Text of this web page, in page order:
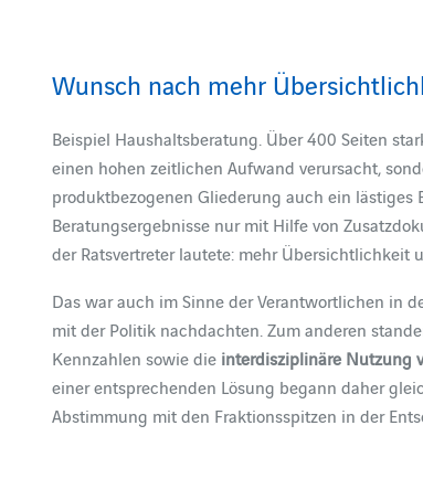
Wunsch nach mehr
Beispiel Haushaltsberatung. Über 400 Seiten
einen hohen zeitlichen Aufwand verursacht,
produktbezogenen Gliederung auch ein
Beratungsergebnisse nur mit Hilfe von
der Ratsvertreter lautete: mehr Übersichtlichkeit
Das war auch im Sinne der Verantwortlichen in
mit der Politik nachdachten. Zum anderen
Kennzahlen sowie die interdisziplinäre Nutzung
einer entsprechenden Lösung begann daher
Abstimmung mit den Fraktionsspitzen in der